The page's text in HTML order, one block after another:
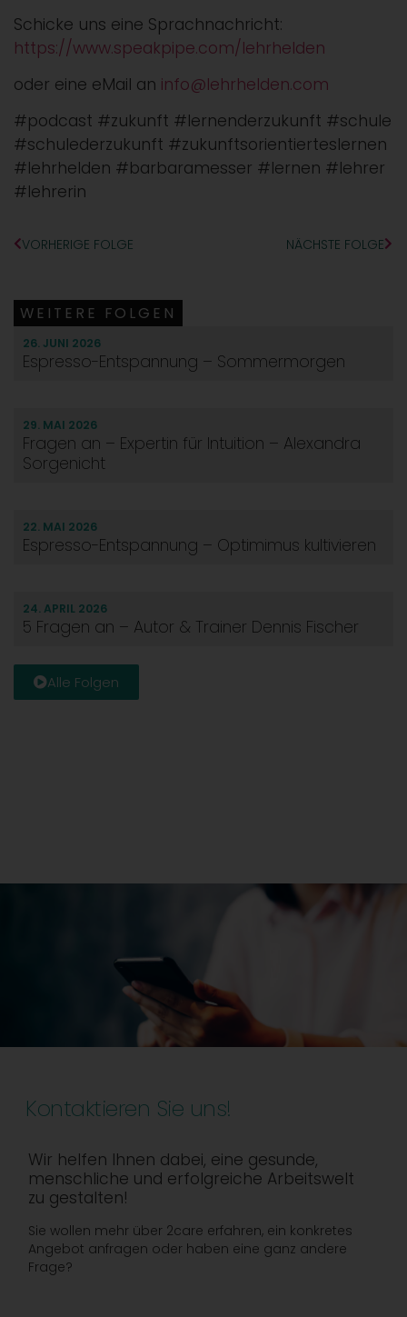
Schicke uns eine Sprachnachricht:
https://www.speakpipe.com/lehrhelden
oder eine eMail an info@lehrhelden.com
#podcast #zukunft #lernenderzukunft #schule
#schulederzukunft #zukunftsorientierteslernen
#lehrhelden #barbaramesser #lernen #lehrer
#lehrerin
VORHERIGE FOLGE NÄCHSTE FOLGE
WEITERE FOLGEN
26. JUNI 2026
Espresso-Entspannung – Sommermorgen
29. MAI 2026
Fragen an – Expertin für Intuition – Alexandra
Sorgenicht
22. MAI 2026
Espresso-Entspannung – Optimimus kultivieren
24. APRIL 2026
5 Fragen an – Autor & Trainer Dennis Fischer
Alle Folgen
Kontaktieren Sie uns!
Wir helfen Ihnen dabei, eine gesunde,
menschliche und erfolgreiche Arbeitswelt
zu gestalten!
Sie wollen mehr über 2care erfahren, ein konkretes
Angebot anfragen oder haben eine ganz andere
Frage?